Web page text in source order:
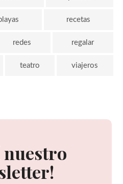
recetas
redes regalar
teatro viajeros
nuestro